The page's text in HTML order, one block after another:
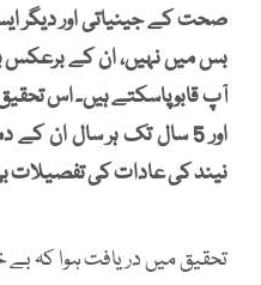
صحت کے جینیاتی اور دیگر
بس میں نہیں، ان کے برعکس
اور 5 سال تک ہر سال ان
نیند کی عادات کی
تحقیق میں دریافت ہوا کہ